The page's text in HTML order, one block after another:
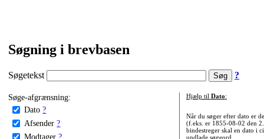
Søgning i brevbasen
Søgetekst ?
Søge-afgrænsning:
Dato ?
Afsender ?
Modtager ?
Hjælp til Dato:
Når du søger efter dato er
(f.eks. er 1855-08-02 den
bindestreger skal en dato i
undlade søgeord.